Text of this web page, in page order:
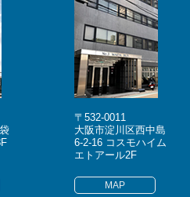
〒532-0011
大阪市淀川区西中島
6-2-16 コスモハイム
エトアール2F
MAP